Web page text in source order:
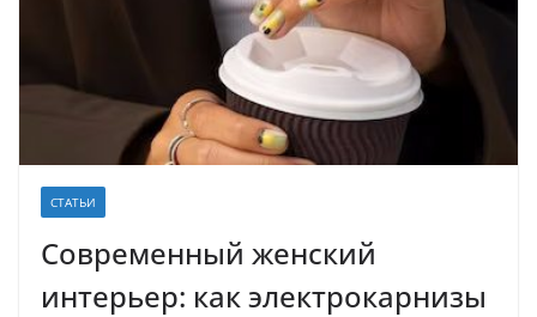
СТАТЬИ
Современный женский
интерьер: как электрокарнизы